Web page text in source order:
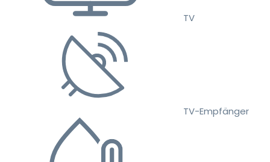
TV
TV-Empfänger